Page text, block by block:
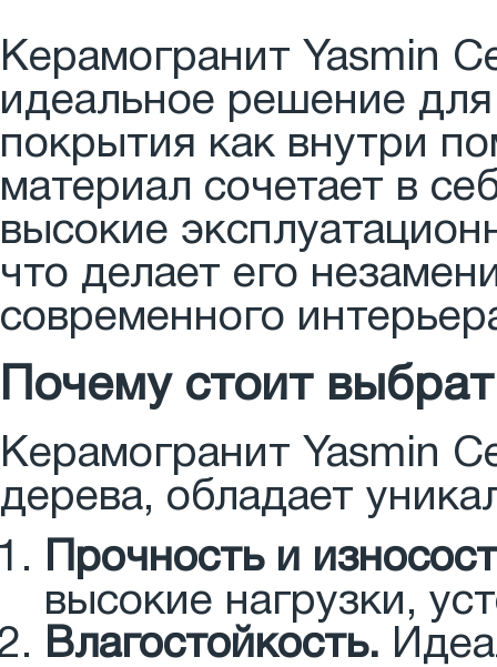
Керамогранит Yasmin
идеальное решение для
покрытия как внутри
материал сочетает в
высокие
что делает его
современного
Почему стоит
Керамогранит Yasmin
дерева, обладает
Прочность и
высокие нагрузки,
Влагостойкость.